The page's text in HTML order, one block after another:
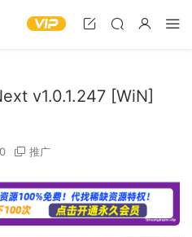
v1.0.1.247 [WiN]
推广